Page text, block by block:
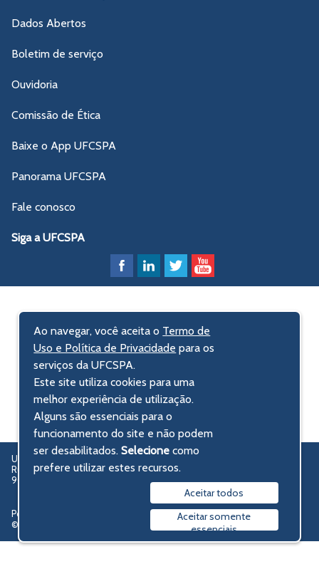
Dados Abertos
Boletim de serviço
Ouvidoria
Comissão de Ética
Baixe o App UFCSPA
Panorama UFCSPA
Fale conosco
Siga a UFCSPA
UFCSPA – Universidade Federal de Ciências da Saúde de Porto Alegre
Rua Sarmento Leite, 245 - Centro Histórico
90050-170 Porto Alegre, RS, Brasil
Política de privacidade
© 2009-2026 UFCSPA
Ao navegar, você aceita o Termo de
Uso e Política de Privacidade para os
serviços da UFCSPA.
Este site utiliza cookies para uma
melhor experiência de utilização.
Alguns são essenciais para o
funcionamento do site e não podem
ser desabilitados.Selecionecomo
prefere utilizar estes recursos.
Aceitar todos
Aceitar somente
essenciais